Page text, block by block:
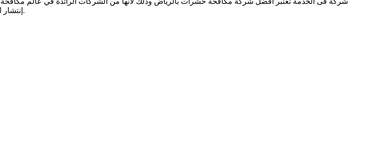
إنتشار الحشرات ستوفر لك شركتنا بيئة هادئة خالية من الحشرات التي تعد مصدر إزعاج وقلق للعديد.